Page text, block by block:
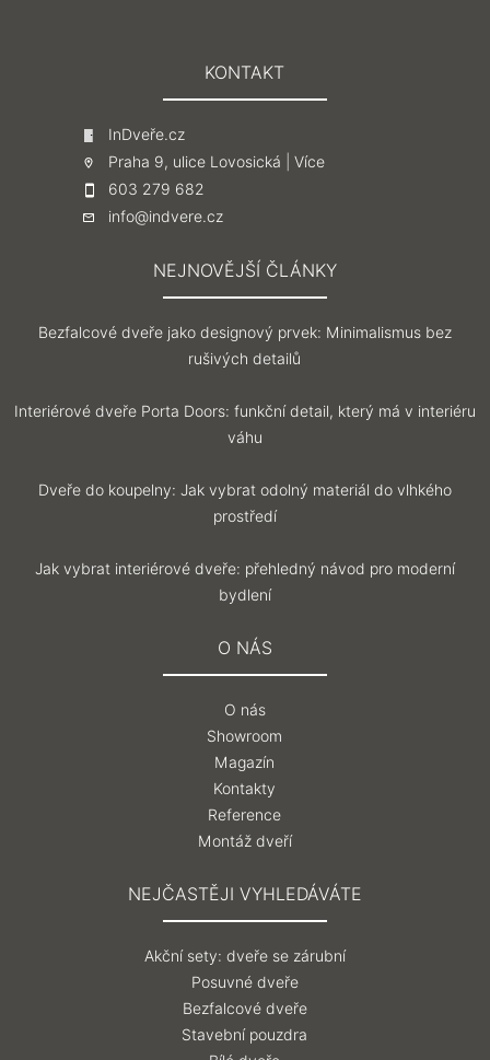
KONTAKT
InDveře.cz
Praha 9, ulice Lovosická | Více
603 279 682
info@indvere.cz
NEJNOVĚJŠÍ ČLÁNKY
Bezfalcové dveře jako designový prvek: Minimalismus bez
rušivých detailů
Interiérové dveře Porta Doors: funkční detail, který má v interiéru
váhu
Dveře do koupelny: Jak vybrat odolný materiál do vlhkého
prostředí
Jak vybrat interiérové dveře: přehledný návod pro moderní
bydlení
O NÁS
O nás
Showroom
Magazín
Kontakty
Reference
Montáž dveří
NEJČASTĚJI VYHLEDÁVÁTE
Akční sety: dveře se zárubní
Posuvné dveře
Bezfalcové dveře
Stavební pouzdra